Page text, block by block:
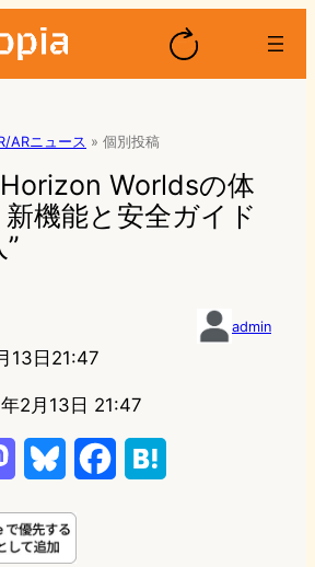
ARニュース » 個別投稿
Worldsの体
機能と安全ガイド
admin
13日21:47
2月13日 21:47
s
u